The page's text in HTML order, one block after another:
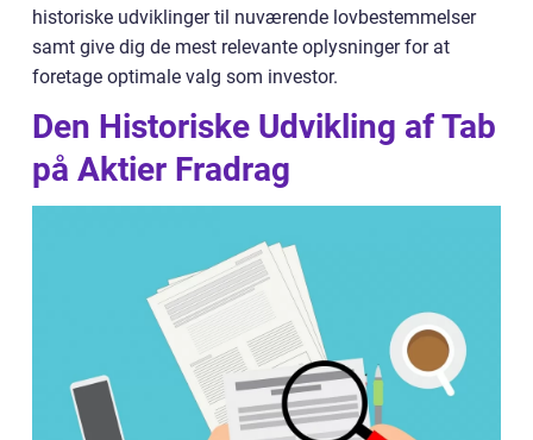
historiske udviklinger til nuværende lovbestemmelser
samt give dig de mest relevante oplysninger for at
foretage optimale valg som investor.
Den Historiske Udvikling af Tab
på Aktier Fradrag